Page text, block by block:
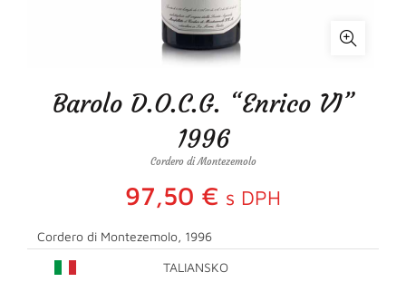
Barolo D.O.C.G. “Enrico VI”
1996
Cordero di Montezemolo
97,50 € s DPH
Cordero di Montezemolo, 1996
TALIANSKO